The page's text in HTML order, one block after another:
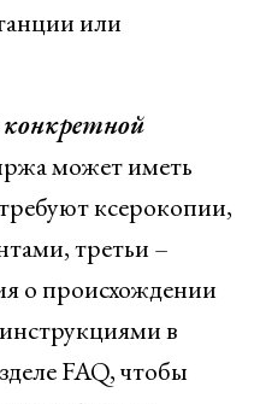
или
может иметь
ксерокопии,
третьи –
о происхождении
в
FAQ, чтобы